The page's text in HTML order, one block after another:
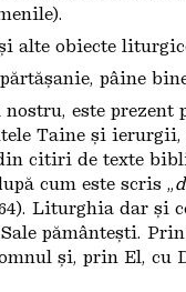
alte obiecte
pâine
este prezent
Taine și
citiri de texte
cum este scris „
Liturghia dar
pământești.
și, prin El, cu